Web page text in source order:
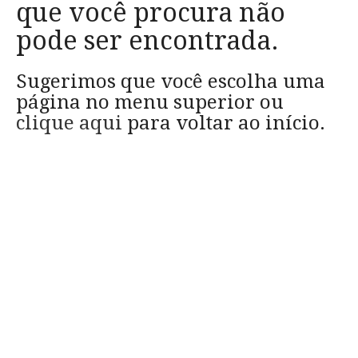
que você procura não
pode ser encontrada.
Sugerimos que você escolha uma
página no menu superior ou
clique aqui para voltar ao início.